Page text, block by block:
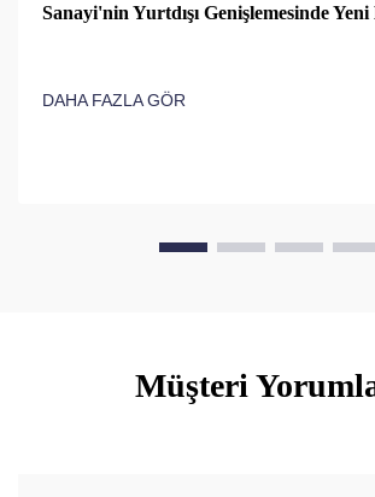
Sanayi'nin Yurtdışı Genişlemesinde
DAHA FAZLA GÖR
Müşteri